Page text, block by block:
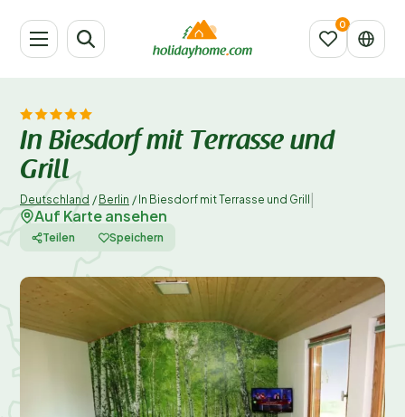
In Biesdorf mit Terrasse und
Grill
Deutschland / Berlin / In Biesdorf mit Terrasse und Grill
Auf Karte ansehen
Teilen Speichern